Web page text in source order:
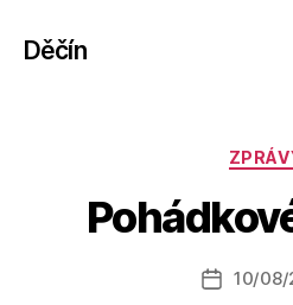
Děčín
Datum
10/08/